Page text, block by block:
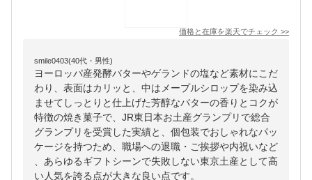
価格と在庫を楽天でチェック >>
smile0403(40代・男性)
ヨーロッパ産発酵バターやゲランドの塩など素材にこだ
わり、表面はカリッと、中はメープルシロップを染み込
ませてしっとりと仕上げた芳醇なバターの香りとコクが
特徴の焼き菓子で、JR東日本お土産グランプリで総合
グランプリを受賞した実績と、個包装でおしゃれなパッ
ケージを持つため、職場への退職・ご挨拶や内祝いなど
、あらゆるギフトシーンで失敗しない東京土産として高
い人気を誇る点が大きな良い点です。